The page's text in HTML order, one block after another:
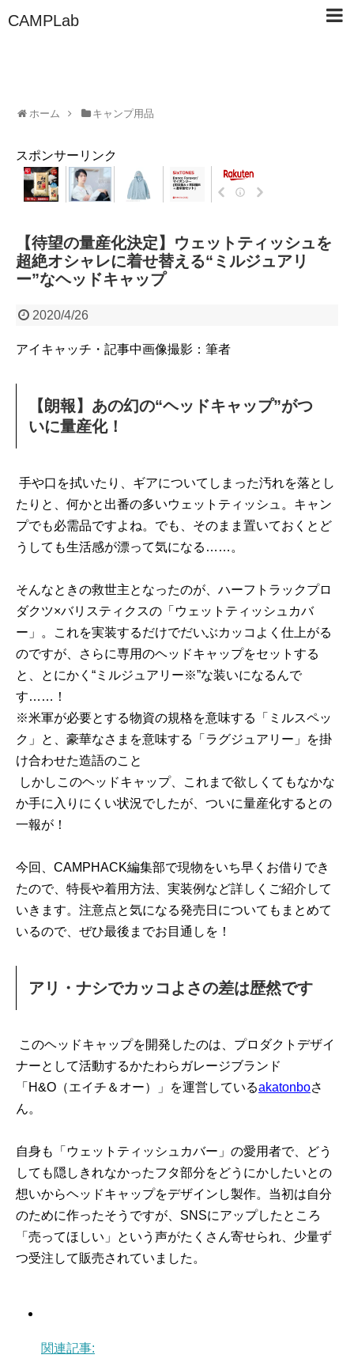
CAMPLab
ホーム キャンプ用品
スポンサーリンク
【待望の量産化決定】ウェットティッシュを
超絶オシャレに着せ替える“ミルジュアリ
ー”なヘッドキャップ
2020/4/26
アイキャッチ・記事中画像撮影：筆者
【朗報】あの幻の“ヘッドキャップ”がつ
いに量産化！
手や口を拭いたり、ギアについてしまった汚れを落とし
たりと、何かと出番の多いウェットティッシュ。キャン
プでも必需品ですよね。でも、そのまま置いておくとど
うしても生活感が漂って気になる……。
そんなときの救世主となったのが、ハーフトラックプロ
ダクツ×バリスティクスの「ウェットティッシュカバ
ー」。これを実装するだけでだいぶカッコよく仕上がる
のですが、さらに専用のヘッドキャップをセットする
と、とにかく“ミルジュアリー※”な装いになるんで
す……！
※米軍が必要とする物資の規格を意味する「ミルスペッ
ク」と、豪華なさまを意味する「ラグジュアリー」を掛
け合わせた造語のこと
しかしこのヘッドキャップ、これまで欲しくてもなかな
か手に入りにくい状況でしたが、ついに量産化するとの
一報が！
今回、CAMPHACK編集部で現物をいち早くお借りでき
たので、特長や着用方法、実装例など詳しくご紹介して
いきます。注意点と気になる発売日についてもまとめて
いるので、ぜひ最後までお目通しを！
アリ・ナシでカッコよさの差は歴然です
このヘッドキャップを開発したのは、プロダクトデザイ
ナーとして活動するかたわらガレージブランド
「H&O（エイチ＆オー）」を運営しているakatonboさ
ん。
自身も「ウェットティッシュカバー」の愛用者で、どう
しても隠しきれなかったフタ部分をどうにかしたいとの
想いからヘッドキャップをデザインし製作。当初は自分
のために作ったそうですが、SNSにアップしたところ
「売ってほしい」という声がたくさん寄せられ、少量ず
つ受注して販売されていました。
関連記事: